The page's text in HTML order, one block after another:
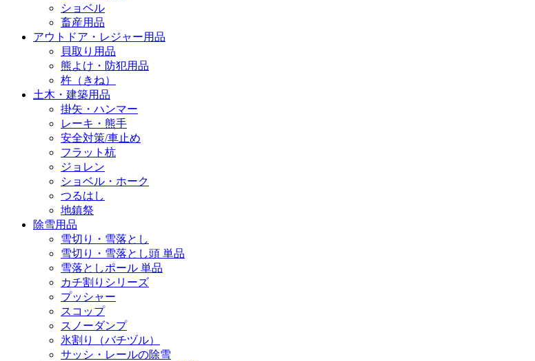
ショベル
畜産用品
アウトドア・レジャー用品
貝取り用品
熊よけ・防犯用品
杵（きね）
土木・建築用品
掛矢・ハンマー
レーキ・熊手
安全対策/車止め
フラット杭
ジョレン
ショベル・ホーク
つるはし
地鎮祭
除雪用品
雪切り・雪落とし
雪切り・雪落とし頭 単品
雪落としポール 単品
カチ割りシリーズ
プッシャー
スコップ
スノーダンプ
氷割り（バチヅル）
サッシ・レールの除雪